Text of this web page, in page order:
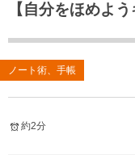
【自分をほめよ
ノート術、手帳
約2分
TOEIC800点への道
TOEIC（作戦・ノウハウな
TOEIC700点への道
英単語
川越（埼玉県）
沖縄
神戸
行ってきたあれこれ
コスメ
ダイエット
健康あれこれ
美容あれこれ
今日の一枚
月、星、宇宙